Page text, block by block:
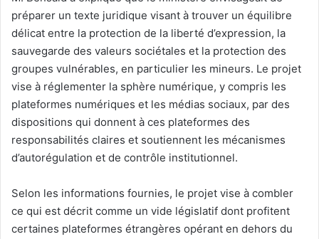
préparer un texte juridique visant à trouver un équilibre
délicat entre la protection de la liberté d’expression, la
sauvegarde des valeurs sociétales et la protection des
groupes vulnérables, en particulier les mineurs. Le projet
vise à réglementer la sphère numérique, y compris les
plateformes numériques et les médias sociaux, par des
dispositions qui donnent à ces plateformes des
responsabilités claires et soutiennent les mécanismes
d’autorégulation et de contrôle institutionnel.
Selon les informations fournies, le projet vise à combler
ce qui est décrit comme un vide législatif dont profitent
certaines plateformes étrangères opérant en dehors du